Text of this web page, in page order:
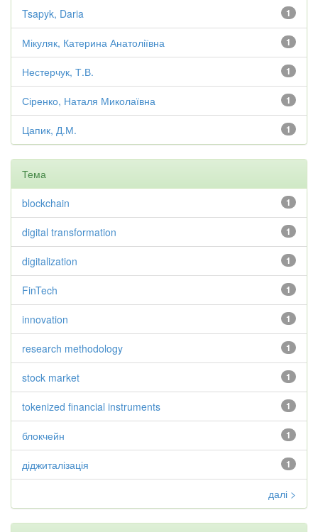
1
Tsapyk, Daria
1
Мікуляк, Катерина Анатоліївна
1
Нестерчук, Т.В.
1
Сіренко, Наталя Миколаївна
1
Цапик, Д.М.
Тема
1
blockchain
1
digital transformation
1
digitalization
1
FinTech
1
innovation
1
research methodology
1
stock market
1
tokenized financial instruments
1
блокчейн
1
діджиталізація
далі >